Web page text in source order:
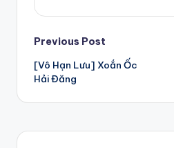
Post
navigation
Previous Post
[Vô Hạn Lưu] Xoắn Ốc
Hải Đăng